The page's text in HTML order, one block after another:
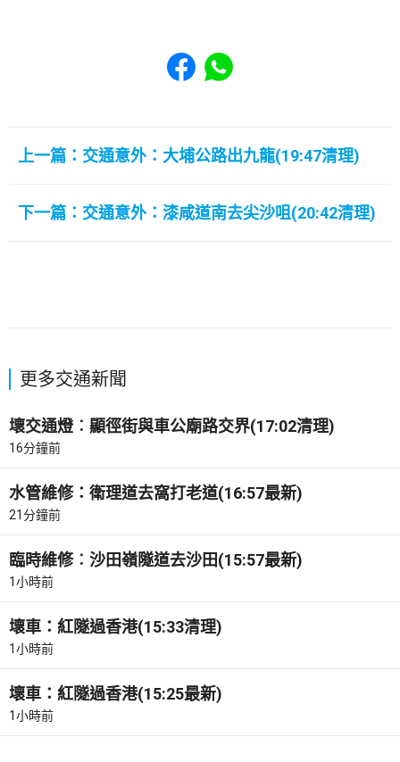
Share to Facebook
Share to WhatsApp
上一篇：交通意外：大埔公路出九龍(19:47清理)
下一篇：交通意外：漆咸道南去尖沙咀(20:42清理)
更多交通新聞
壞交通燈︰顯徑街與車公廟路交界(17:02清理)
16分鐘前
水管維修：衛理道去窩打老道(16:57最新)
21分鐘前
臨時維修︰沙田嶺隧道去沙田(15:57最新)
1小時前
壞車：紅隧過香港(15:33清理)
1小時前
壞車：紅隧過香港(15:25最新)
1小時前